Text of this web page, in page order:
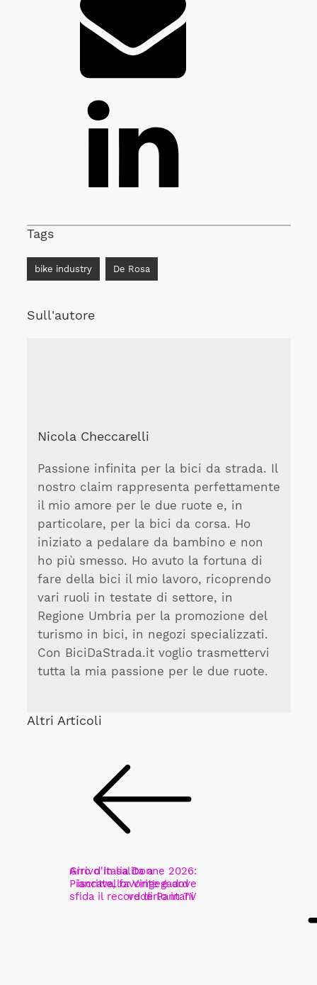
Tags
bike industry De Rosa
Sull'autore
Nicola Checcarelli
Passione infinita per la bici da strada. Il
nostro claim rappresenta perfettamente
il mio amore per le due ruote e, in
particolare, per la bici da corsa. Ho
iniziato a pedalare da bambino e non
ho più smesso. Ho avuto la fortuna di
fare della bici il mio lavoro, ricoprendo
vari ruoli in testate di settore, in
Regione Umbria per la promozione del
turismo in bici, in negozi specializzati.
Con BiciDaStrada.it voglio trasmettervi
tutta la mia passione per le due ruote.
Altri Articoli
Arrivo in salita a
Piancavallo: Vingegaard
sfida il record di Pantani
Giro d'Italia Donne 2026:
iscritte, favorite e dove
vederlo in TV